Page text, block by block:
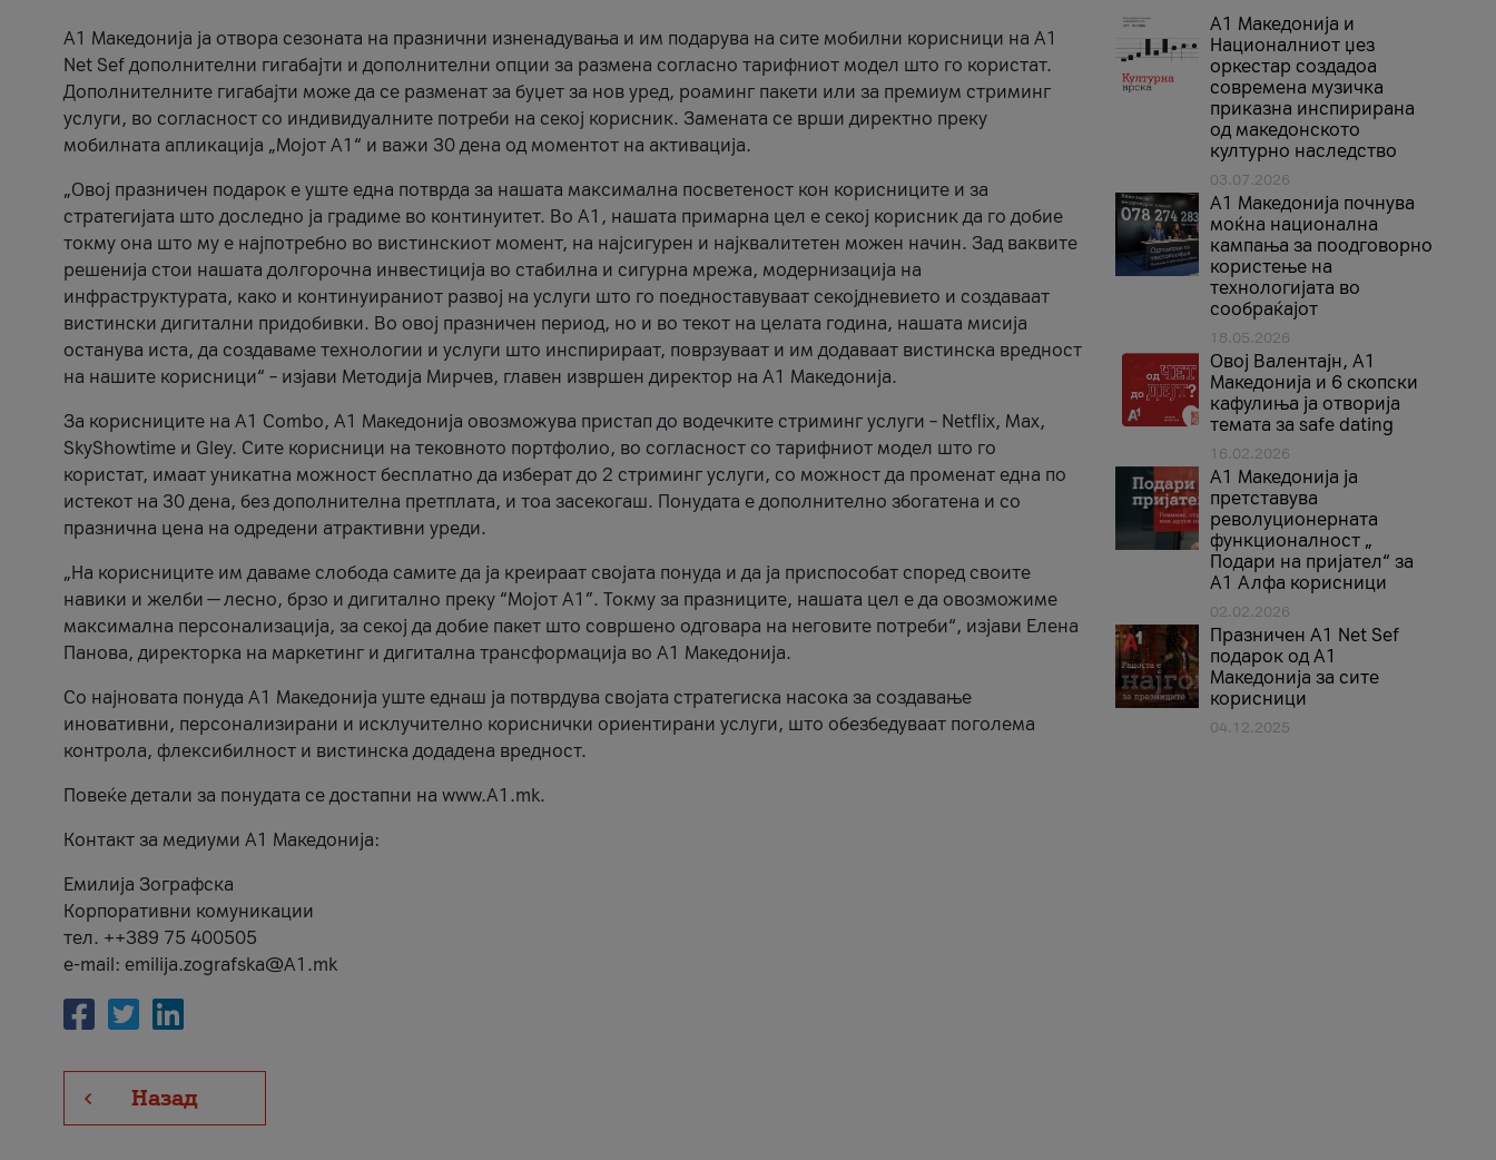
А1 Македонија ја отвора сезоната на празнични изненадувања и им подарува на сите мобилни корисници на A1
Net Sef дополнителни гигабајти и дополнителни опции за размена согласно тарифниот модел што го користат.
Дополнителните гигабајти може да се разменат за буџет за нов уред, роаминг пакети или за премиум стриминг
услуги, во согласност со индивидуалните потреби на секој корисник. Замената се врши директно преку
мобилната апликација „Мојот А1“ и важи 30 дена од моментот на активација.
„Овој празничен подарок е уште една потврда за нашата максимална посветеност кон корисниците и за
стратегијата што доследно ја градиме во континуитет. Во А1, нашата примарна цел е секој корисник да го добие
токму она што му е најпотребно во вистинскиот момент, на најсигурен и најквалитетен можен начин. Зад ваквите
решенија стои нашата долгорочна инвестиција во стабилна и сигурна мрежа, модернизација на
инфраструктурата, како и континуираниот развој на услуги што го поедноставуваат секојдневието и создаваат
вистински дигитални придобивки. Во овој празничен период, но и во текот на целата година, нашата мисија
останува иста, да создаваме технологии и услуги што инспирираат, поврзуваат и им додаваат вистинска вредност
на нашите корисници“ – изјави Методија Мирчев, главен извршен директор на А1 Македонија.
За корисниците на A1 Combo, А1 Македонија овозможува пристап до водечките стриминг услуги – Netflix, Max,
SkyShowtime и Gley. Сите корисници на тековното портфолио, во согласност со тарифниот модел што го
користат, имаат уникатна можност бесплатно да изберат до 2 стриминг услуги, со можност да променат една по
истекот на 30 дена, без дополнителна претплата, и тоа засекогаш. Понудата е дополнително збогатена и со
празнична цена на одредени атрактивни уреди.
„На корисниците им даваме слобода самите да ја креираат својата понуда и да ја приспособат според своите
навики и желби — лесно, брзо и дигитално преку “Мојот А1”. Токму за празниците, нашата цел е да овозможиме
максимална персонализација, за секој да добие пакет што совршено одговара на неговите потреби“, изјави Елена
Панова, директорка на маркетинг и дигитална трансформација во А1 Македонија.
Со најновата понуда А1 Македонија уште еднаш ја потврдува својата стратегиска насока за создавање
иновативни, персонализирани и исклучително кориснички ориентирани услуги, што обезбедуваат поголема
контрола, флексибилност и вистинска додадена вредност.
Повеќе детали за понудата се достапни на www.А1.mk.
Контакт за медиуми А1 Македонија:
Емилија Зографска
Корпоративни комуникации
тел. ++389 75 400505
e-mail: emilija.zografska@A1.mk
Назад
А1 Македонија и
Националниот џез
оркестар создадоа
современа музичка
приказна инспирирана
од македонското
културно наследство
03.07.2026
A1 Македонија почнува
моќна национална
кампања за поодговорно
користење на
технологијата во
сообраќајот
18.05.2026
Овој Валентајн, A1
Македонија и 6 скопски
кафулиња ја отворија
темата за safe dating
16.02.2026
А1 Македонија ја
претставува
револуционерната
функционалност „
Подари на пријател“ за
А1 Алфа корисници
02.02.2026
Празничен A1 Net Sеf
подарок од А1
Македонија за сите
корисници
04.12.2025